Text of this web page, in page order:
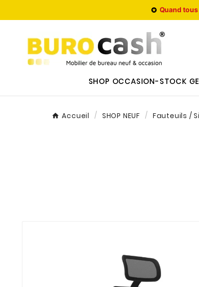
 Quand
SHOP OCCASION-STOCK GE
Accueil SHOP NEUF Fauteuils /